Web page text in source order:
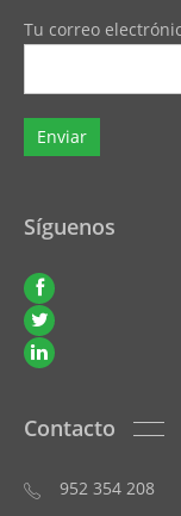
Tu correo
Síguenos
Contacto
952 354 208